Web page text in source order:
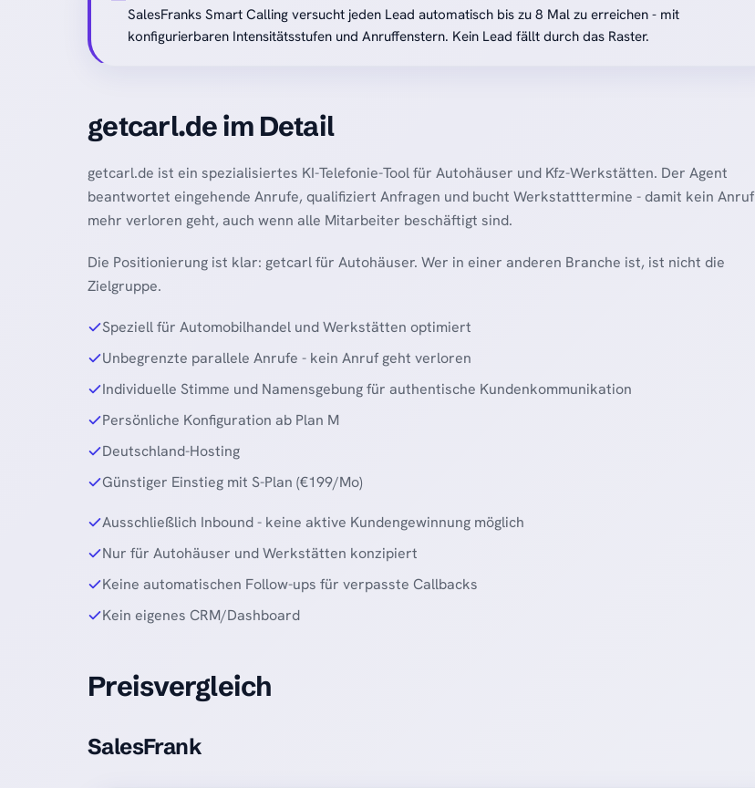
SalesFranks Smart Calling versucht jeden Lead automatisch bis zu 8 Mal zu erreichen - mit
konfigurierbaren Intensitätsstufen und Anruffenstern. Kein Lead fällt durch das Raster.
getcarl.de im Detail
getcarl.de ist ein spezialisiertes KI-Telefonie-Tool für Autohäuser und Kfz-Werkstätten. Der Agent
beantwortet eingehende Anrufe, qualifiziert Anfragen und bucht Werkstatttermine - damit kein Anruf
mehr verloren geht, auch wenn alle Mitarbeiter beschäftigt sind.
Die Positionierung ist klar: getcarl für Autohäuser. Wer in einer anderen Branche ist, ist nicht die
Zielgruppe.
Speziell für Automobilhandel und Werkstätten optimiert
Unbegrenzte parallele Anrufe - kein Anruf geht verloren
Individuelle Stimme und Namensgebung für authentische Kundenkommunikation
Persönliche Konfiguration ab Plan M
Deutschland-Hosting
Günstiger Einstieg mit S-Plan (€199/Mo)
Ausschließlich Inbound - keine aktive Kundengewinnung möglich
Nur für Autohäuser und Werkstätten konzipiert
Keine automatischen Follow-ups für verpasste Callbacks
Kein eigenes CRM/Dashboard
Preisvergleich
SalesFrank